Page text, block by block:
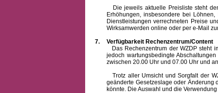
Die jeweils aktuelle Preisliste steht dem
Erhöhungen, insbesondere bei
Dienstleistungen verrechneten Preise
Wirksamwerden online oder per e-Mail
7.
Verfügbarkeit Rechenzentrum/Content
Das Rechenzentrum der WZDP steht im
jedoch wartungsbedingte
zwischen 20.00 Uhr und 07.00 Uhr und
Trotz aller Umsicht und Sorgfalt der
geänderte Gesetzeslage oder Änderung
könnte. Die Auswahl und die